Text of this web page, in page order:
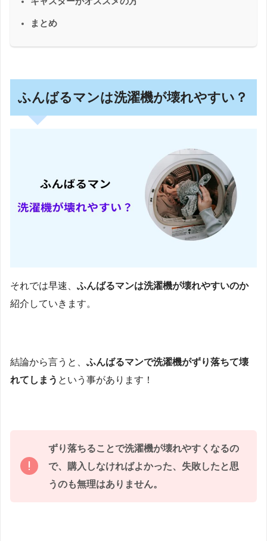
まとめ
ふんばるマンは洗濯機が壊れやすい？
それでは早速、 ふんばるマンは洗濯機が壊れやすいのか
紹介していきます。
結論から言うと、 ふんばるマンで洗濯機がずり落ちて壊
れてしまう という事があります！
ずり落ちることで洗濯機が壊れやすくなるの
で、購入しなければよかった、失敗したと思
うのも無理はありません。